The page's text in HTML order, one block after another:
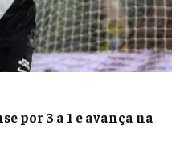
por 3 a 1 e avança na